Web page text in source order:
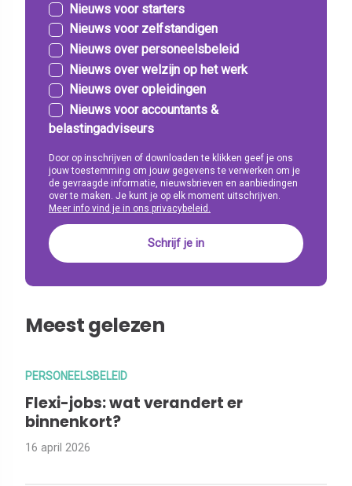
Nieuws voor starters
Nieuws voor zelfstandigen
Nieuws over personeelsbeleid
Nieuws over welzijn op het werk
Nieuws over opleidingen
Nieuws voor accountants &
belastingadviseurs
Door op inschrijven of downloaden te klikken geef je ons
jouw toestemming om jouw gegevens te verwerken om je
de gevraagde informatie, nieuwsbrieven en aanbiedingen
over te maken. Je kunt je op elk moment uitschrijven.
Meer info vind je in ons privacybeleid.
Meest gelezen
PERSONEELSBELEID
Flexi-jobs: wat verandert er
binnenkort?
16 april 2026